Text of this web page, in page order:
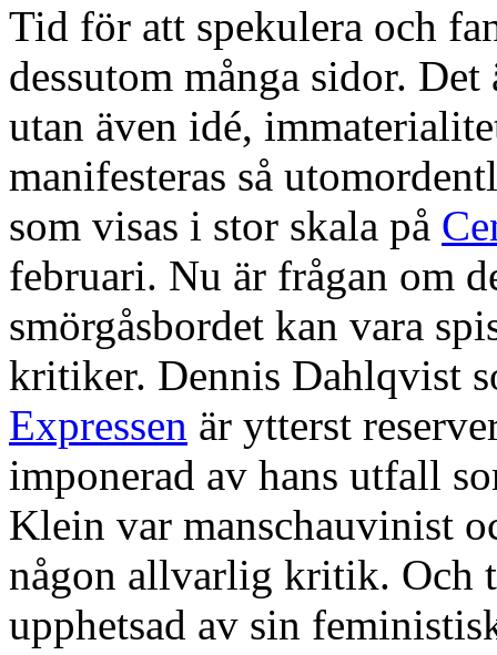
Tid för att spekulera och
dessutom många sidor.
utan även idé,
manifesteras så
som visas i stor skala på
februari. Nu är frågan om
smörgåsbordet kan vara
kritiker. Dennis Dahlqvist
Expressen är ytterst
imponerad av hans utfall
Klein var manschauvinist
någon allvarlig kritik. Och
upphetsad av sin